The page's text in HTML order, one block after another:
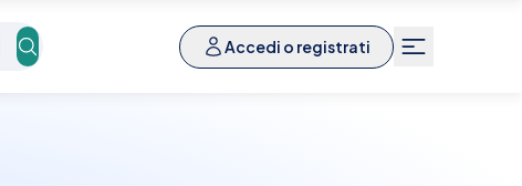
Accedi o registrati